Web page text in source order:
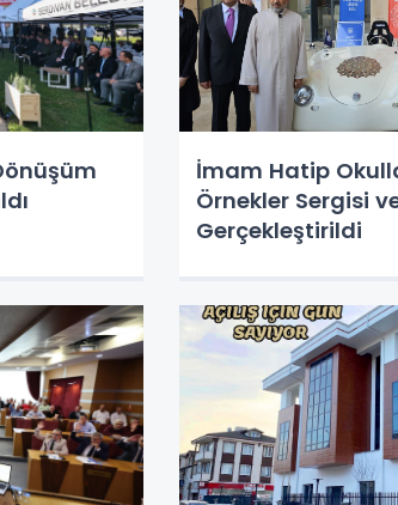
İmam Hatip
Örnekler Sergisi
Gerçekleştirildi